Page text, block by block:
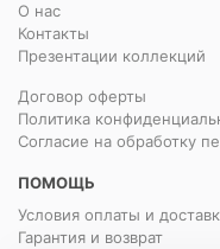
О нас
Контакты
Презентации коллекций
Договор оферты
Политика
Согласие на обработку
ПОМОЩЬ
Условия оплаты и
Гарантия и возврат